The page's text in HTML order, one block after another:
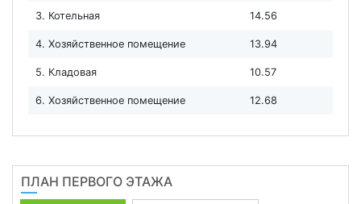
3. Котельная 14.56
4. Хозяйственное помещение 13.94
5. Кладовая 10.57
6. Хозяйственное помещение 12.68
ПЛАН ПЕРВОГО ЭТАЖА